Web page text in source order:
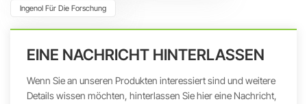
Ingenol Für Die Forschung
EINE NACHRICHT HINTERLASSEN
Wenn Sie an unseren Produkten interessiert sind und weitere
Details wissen möchten, hinterlassen Sie hier eine Nachricht,